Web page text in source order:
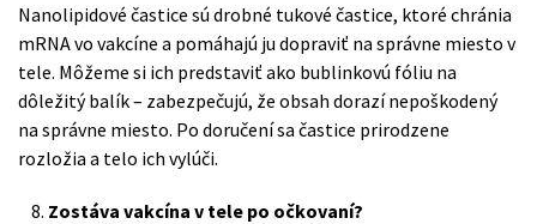
Nanolipidové častice sú drobné tukové častice, ktoré chránia
mRNA vo vakcíne a pomáhajú ju dopraviť na správne miesto v
tele. Môžeme si ich predstaviť ako bublinkovú fóliu na
dôležitý balík – zabezpečujú, že obsah dorazí nepoškodený
na správne miesto. Po doručení sa častice prirodzene
rozložia a telo ich vylúči.
Zostáva vakcína v tele po očkovaní?